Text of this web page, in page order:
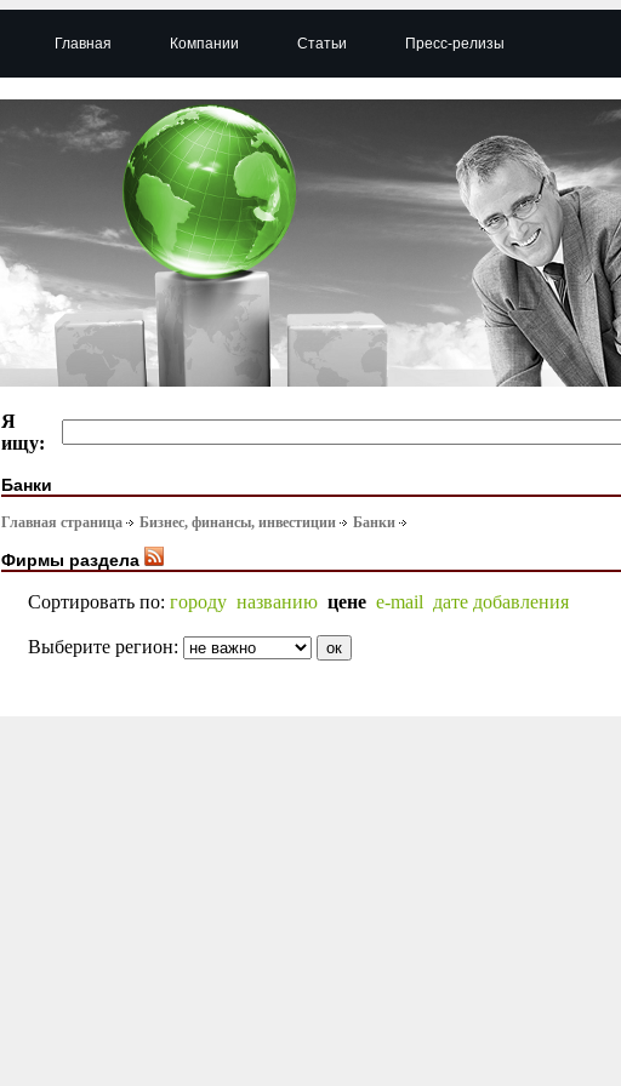
Главная Компании Статьи Пресс-релизы
Я
ищу:
Банки
Главная страница Бизнес, финансы, инвестиции Банки
Фирмы раздела
Сортировать по: городу названию цене e-mail дате добавления
Выберите регион: